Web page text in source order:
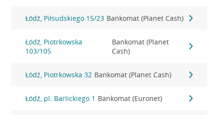
Łódź, Piłsudskiego 15/23 Bankomat (Planet Cash)
Łódź, Piotrkowska
103/105
Bankomat (Planet
Cash)
Łódź, Piotrkowska 32 Bankomat (Planet Cash)
Łódź, pl. Barlickiego 1 Bankomat (Euronet)